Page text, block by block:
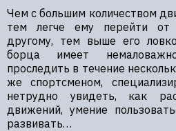
Чем с большим количеством
тем легче ему перейти от
другому, тем выше его
борца имеет
проследить в течение
же спортсменом,
нетрудно увидеть, как
движений, умение
развивать…